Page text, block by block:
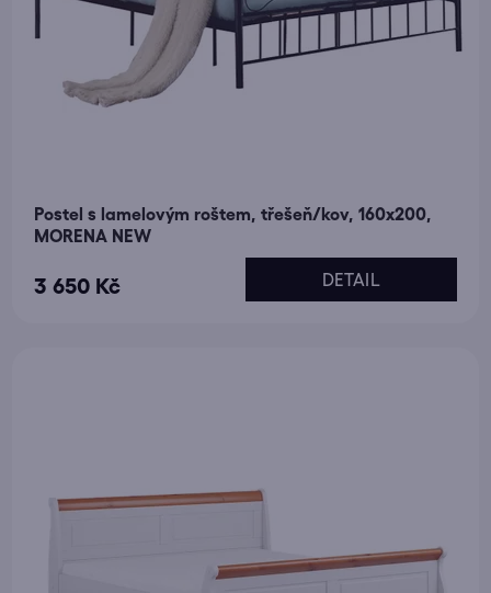
Postel s lamelovým roštem, třešeň/kov, 160x200,
MORENA NEW
3 650 Kč DETAIL